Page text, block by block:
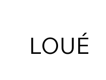
LOUÉ